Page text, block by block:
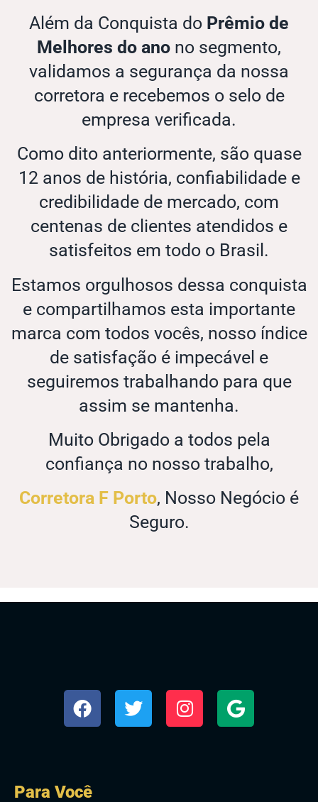
Além da Conquista do Prêmio de
Melhores do ano no segmento,
validamos a segurança da nossa
corretora e recebemos o selo de
empresa verificada.
Como dito anteriormente, são quase
12 anos de história, confiabilidade e
credibilidade de mercado, com
centenas de clientes atendidos e
satisfeitos em todo o Brasil.
Estamos orgulhosos dessa conquista
e compartilhamos esta importante
marca com todos vocês, nosso índice
de satisfação é impecável e
seguiremos trabalhando para que
assim se mantenha.
Muito Obrigado a todos pela
confiança no nosso trabalho,
Corretora F Porto, Nosso Negócio é
Seguro.
Para Você